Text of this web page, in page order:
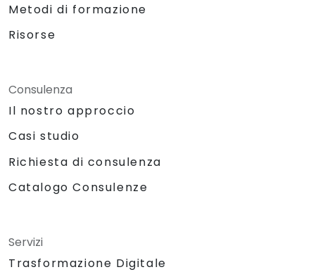
Metodi di formazione
Risorse
Consulenza
Il nostro approccio
Casi studio
Richiesta di consulenza
Catalogo Consulenze
Servizi
Trasformazione Digitale